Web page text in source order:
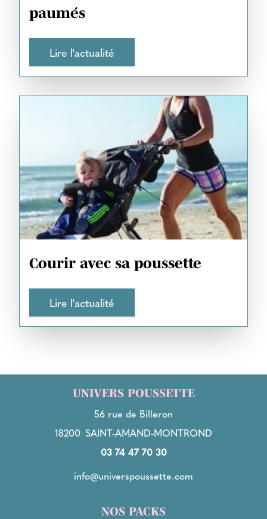
paumés
Lire l'actualité
Courir avec sa poussette
Lire l'actualité
UNIVERS POUSSETTE
56 rue de Billeron
18200 SAINT-AMAND-MONTROND
03 74 47 70 30
info@universpoussette.com
NOS PACKS